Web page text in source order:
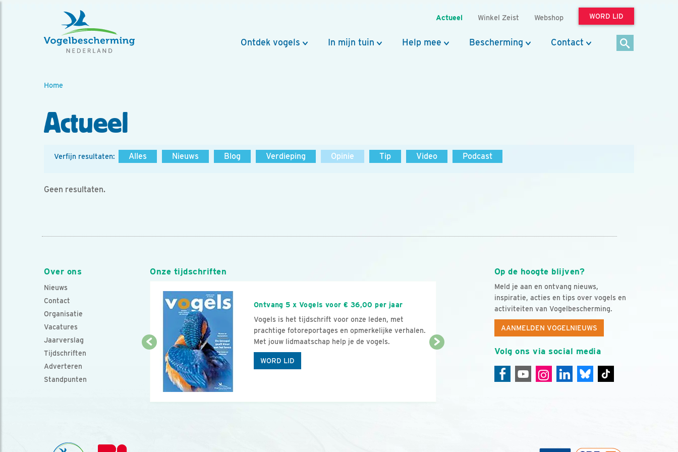
Actueel Winkel Zeist Webshop WORD LID
Ontdek vogels In mijn tuin Help mee Bescherming Contact
Home
Actueel
Verfijn resultaten: Alles Nieuws Blog Verdieping Opinie Tip Video Podcast
Geen resultaten.
Over ons
Nieuws
Contact
Organisatie
Vacatures
Jaarverslag
Tijdschriften
Adverteren
Standpunten
Op de hoogte blijven?
Meld je aan en ontvang nieuws,
inspiratie, acties en tips over vogels en
activiteiten van Vogelbescherming.
AANMELDEN VOGELNIEUWS
Volg ons via social media
Onze tijdschriften
Ontvang 5 x Vogels voor € 36,00 per jaar
Vogels is het tijdschrift voor onze leden, met
prachtige fotoreportages en opmerkelijke verhalen.
Met jouw lidmaatschap help je de vogels.
WORD LID